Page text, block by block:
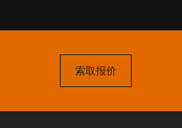
索取报价